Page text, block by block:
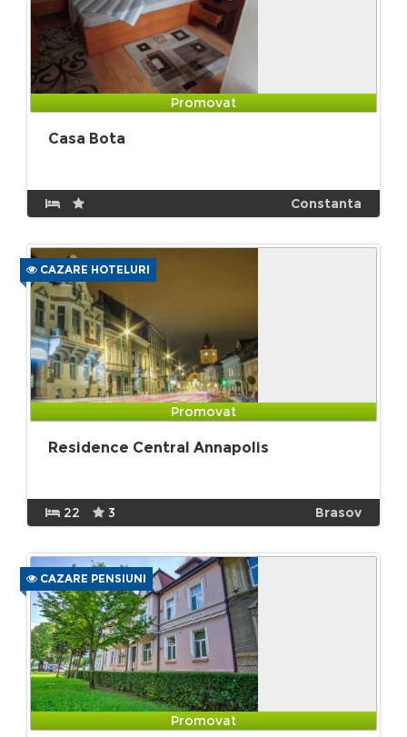
Promovat
Casa Bota
Constanta
CAZARE HOTELURI
Promovat
Residence Central Annapolis
22 3 Brasov
CAZARE PENSIUNI
Promovat